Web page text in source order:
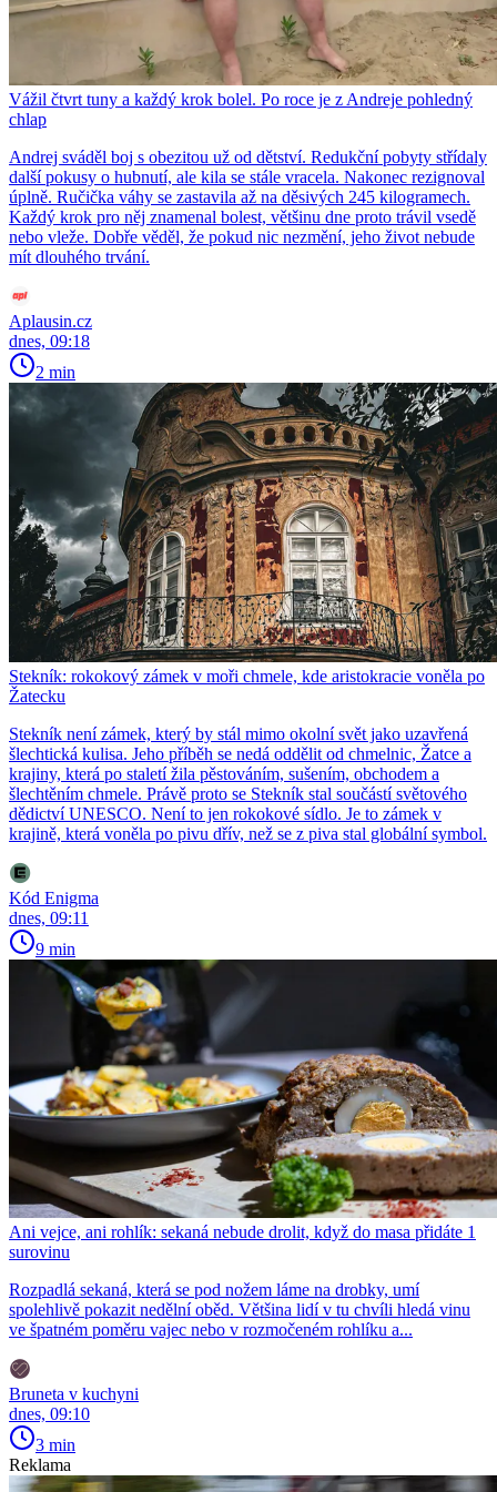
Vážil čtvrt tuny a každý krok bolel. Po roce je z Andreje pohledný
chlap
Andrej sváděl boj s obezitou už od dětství. Redukční pobyty střídaly
další pokusy o hubnutí, ale kila se stále vracela. Nakonec rezignoval
úplně. Ručička váhy se zastavila až na děsivých 245 kilogramech.
Každý krok pro něj znamenal bolest, většinu dne proto trávil vsedě
nebo vleže. Dobře věděl, že pokud nic nezmění, jeho život nebude
mít dlouhého trvání.
Aplausin.cz
dnes, 09:18
2 min
Stekník: rokokový zámek v moři chmele, kde aristokracie voněla po
Žatecku
Stekník není zámek, který by stál mimo okolní svět jako uzavřená
šlechtická kulisa. Jeho příběh se nedá oddělit od chmelnic, Žatce a
krajiny, která po staletí žila pěstováním, sušením, obchodem a
šlechtěním chmele. Právě proto se Stekník stal součástí světového
dědictví UNESCO. Není to jen rokokové sídlo. Je to zámek v
krajině, která voněla po pivu dřív, než se z piva stal globální symbol.
Kód Enigma
dnes, 09:11
9 min
Ani vejce, ani rohlík: sekaná nebude drolit, když do masa přidáte 1
surovinu
Rozpadlá sekaná, která se pod nožem láme na drobky, umí
spolehlivě pokazit nedělní oběd. Většina lidí v tu chvíli hledá vinu
ve špatném poměru vajec nebo v rozmočeném rohlíku a...
Bruneta v kuchyni
dnes, 09:10
3 min
Reklama